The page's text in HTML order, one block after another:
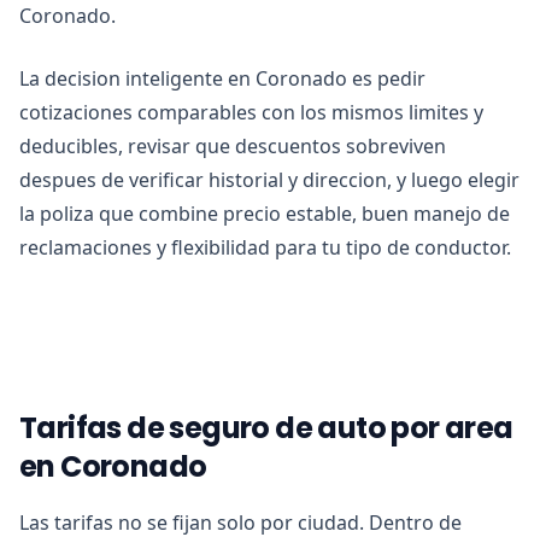
Coronado.
La decision inteligente en Coronado es pedir
cotizaciones comparables con los mismos limites y
deducibles, revisar que descuentos sobreviven
despues de verificar historial y direccion, y luego elegir
la poliza que combine precio estable, buen manejo de
reclamaciones y flexibilidad para tu tipo de conductor.
Tarifas de seguro de auto por area
en Coronado
Las tarifas no se fijan solo por ciudad. Dentro de